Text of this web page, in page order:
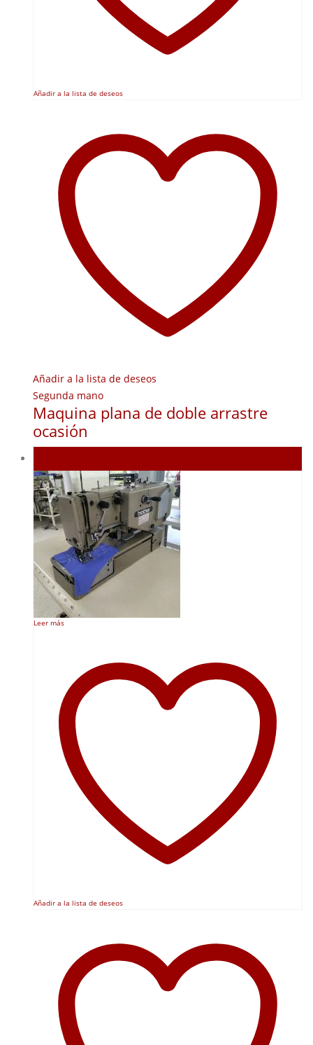
Añadir a la lista de deseos
Añadir a la lista de deseos
Segunda mano
Maquina plana de doble arrastre
ocasión
Leer más
Añadir a la lista de deseos